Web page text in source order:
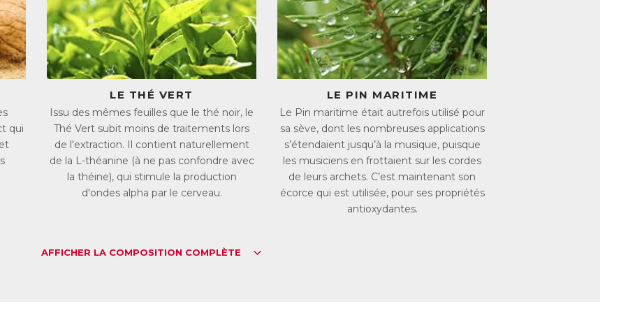
Clair contient des extraits de Noix, de Grenade et de Pin Maritime, qui favorise la microcirculation. Une
irrigation du cerveau est essentielle pour qu’il reçoive les nutriments indispensables à son bon
de Thé Vert favorise la mémorisation et la relaxation grâce à la L-théanine naturellement contenue dans
du Thé Vert est complétée par celle de la Vitamine B5, qui favorise des performances intellectuelles
et par celle de l’Iode, qui soutient les fonctions cognitives.
action revitalisante
Clair a également une action revitalisante grâce aux Vitamines B qui contribuent à réduire la fatigue.
qui
LE THÉ VERT
Issu des mêmes feuilles que le thé noir, le
Thé Vert subit moins de traitements lors
de l'extraction. Il contient naturellement
de la L-théanine (à ne pas confondre avec
la théine), qui stimule la production
d'ondes alpha par le cerveau.
LE PIN MARITIME
Le Pin maritime était autrefois utilisé pour
sa sève, dont les nombreuses applications
s’étendaient jusqu’à la musique, puisque
les musiciens en frottaient sur les cordes
de leurs archets. C’est maintenant son
écorce qui est utilisée, pour ses propriétés
antioxydantes.
AFFICHER LA COMPOSITION COMPLÈTE